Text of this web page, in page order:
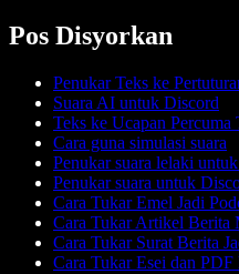
Pos Disyorkan
Penukar Teks ke
Suara AI untuk Discord
Teks ke Ucapan
Cara guna simulasi suara
Penukar suara lelaki
Penukar suara untuk
Cara Tukar Emel Jadi
Cara Tukar Artikel Berita
Cara Tukar Surat Berita
Cara Tukar Esei dan PDF